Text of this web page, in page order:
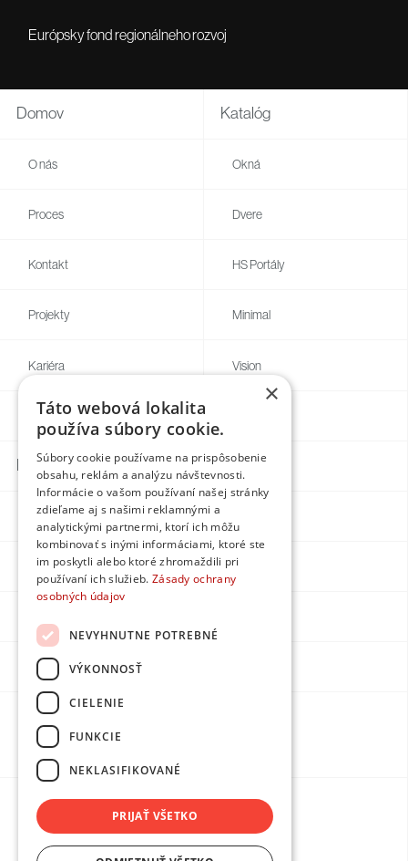
Európsky fond regionálneho rozvoj
Domov
O nás
Proces
Kontakt
Projekty
Kariéra
Blog
Katalóg
Okná
Dvere
HS Portály
Minimal
Vision
Kontakty
Facebook
Instagram
Youtube
DPMarketing
Ochrana osobných údajov
×
Táto webová lokalita
používa súbory cookie.
Súbory cookie používame na prispôsobenie
obsahu, reklám a analýzu návštevnosti.
Informácie o vašom používaní našej stránky
zdieľame aj s našimi reklamnými a
analytickými partnermi, ktorí ich môžu
kombinovať s inými informáciami, ktoré ste
im poskytli alebo ktoré zhromaždili pri
používaní ich služieb. Zásady ochrany
osobných údajov
NEVYHNUTNE POTREBNÉ
VÝKONNOSŤ
CIELENIE
FUNKCIE
NEKLASIFIKOVANÉ
PRIJAŤ VŠETKO